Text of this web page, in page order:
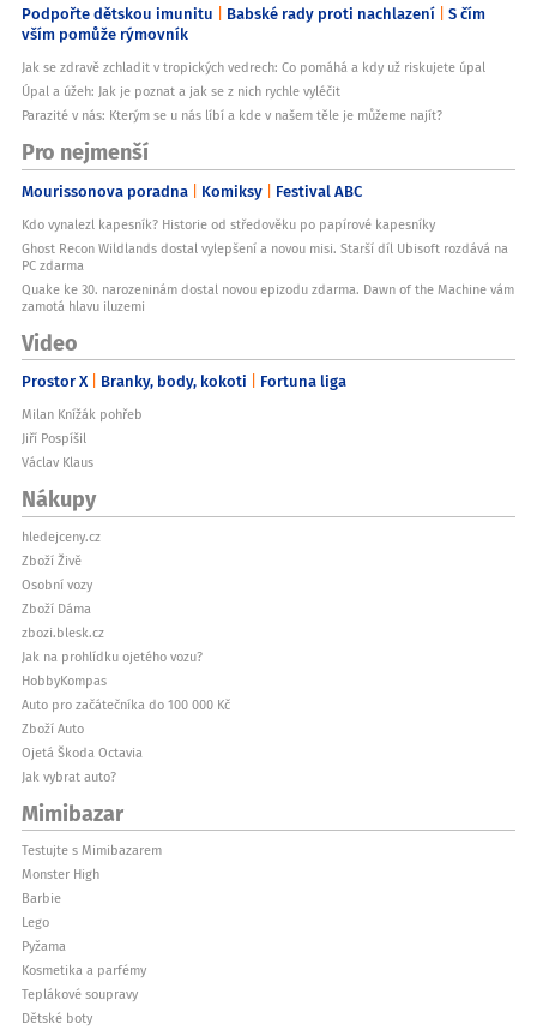
Podpořte dětskou imunitu Babské rady proti nachlazení S čím
vším pomůže rýmovník
Jak se zdravě zchladit v tropických vedrech: Co pomáhá a kdy už riskujete úpal
Úpal a úžeh: Jak je poznat a jak se z nich rychle vyléčit
Parazité v nás: Kterým se u nás líbí a kde v našem těle je můžeme najít?
Pro nejmenší
Mourissonova poradna Komiksy Festival ABC
Kdo vynalezl kapesník? Historie od středověku po papírové kapesníky
Ghost Recon Wildlands dostal vylepšení a novou misi. Starší díl Ubisoft rozdává na
PC zdarma
Quake ke 30. narozeninám dostal novou epizodu zdarma. Dawn of the Machine vám
zamotá hlavu iluzemi
Video
Prostor X Branky, body, kokoti Fortuna liga
Milan Knížák pohřeb
Jiří Pospíšil
Václav Klaus
Nákupy
hledejceny.cz
Zboží Živě
Osobní vozy
Zboží Dáma
zbozi.blesk.cz
Jak na prohlídku ojetého vozu?
HobbyKompas
Auto pro začátečníka do 100 000 Kč
Zboží Auto
Ojetá Škoda Octavia
Jak vybrat auto?
Mimibazar
Testujte s Mimibazarem
Monster High
Barbie
Lego
Pyžama
Kosmetika a parfémy
Teplákové soupravy
Dětské boty